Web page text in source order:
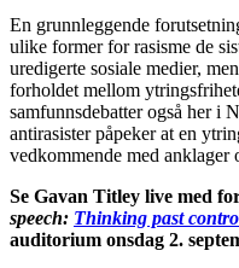
En grunnleggende
ulike former for rasisme de
uredigerte sosiale medier,
forholdet mellom
samfunnsdebatter også her i
antirasister påpeker at en
vedkommende med anklager
Se Gavan Titley live med
speech: Thinking past
auditorium onsdag 2.